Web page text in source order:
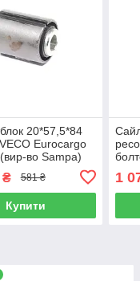
20*57,5*84
Eurocargo
во Sampa)
581 ₴
Купити
1